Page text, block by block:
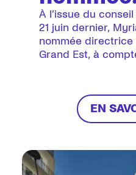
Grand
À l’issue du
21 juin dernier,
nommée directrice
Grand Est, à
EN